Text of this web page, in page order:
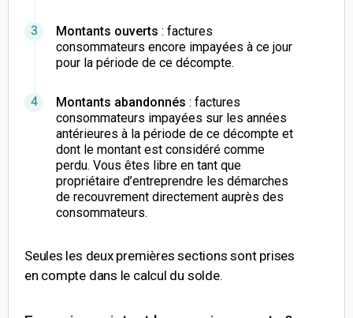
Montants ouverts : factures
consommateurs encore impayées à ce jour
pour la période de ce décompte.
Montants abandonnés : factures
consommateurs impayées sur les années
antérieures à la période de ce décompte et
dont le montant est considéré comme
perdu. Vous êtes libre en tant que
propriétaire d’entreprendre les démarches
de recouvrement directement auprès des
consommateurs.
Seules les deux premières sections sont prises
en compte dans le calcul du solde.